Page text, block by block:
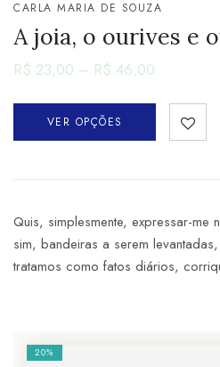
CARLA MARIA DE SOUZA
A joia, o ourives e
R$ 23,00 – R$ 46,00
VER OPÇÕES
Quis, simplesmente, expressar-me
sim, bandeiras a serem
tratamos como fatos diários,
20%